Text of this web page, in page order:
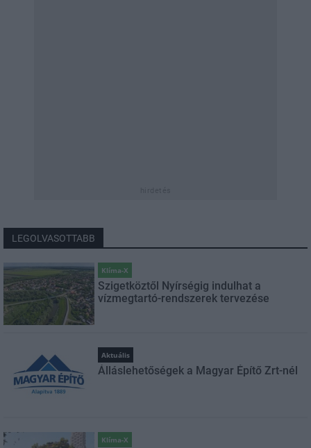
LEGOLVASOTTABB
Klíma-X
Szigetköztől Nyírségig indulhat a
vízmegtartó-rendszerek tervezése
Aktuális
Álláslehetőségek a Magyar Építő Zrt-nél
Klíma-X